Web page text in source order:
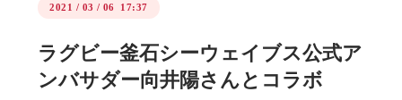
2021 / 03 / 06 17:37
ラグビー釜石シーウェイブス公式ア
ンバサダー向井陽さんとコラボ